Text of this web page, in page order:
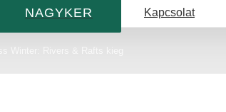
NAGYKER Kapcsolat